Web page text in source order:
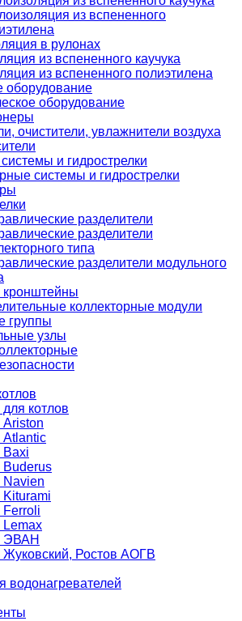
из вспененного
в рулонах
из вспененного каучука
из вспененного полиэтилена
оборудование
оборудование
очистители, увлажнители воздуха
и гидрострелки
системы и гидрострелки
разделители
разделители
типа
разделители модульного
кронштейны
коллекторные модули
группы
узлы
котлов
Ariston
Atlantic
Baxi
Buderus
Navien
Kiturami
Ferroli
Lemax
ЭВАН
Жуковский, Ростов АОГВ